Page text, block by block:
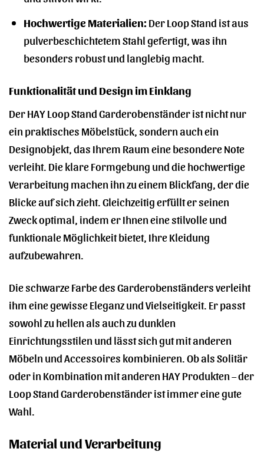
Hochwertige Materialien:Der Loop Stand ist aus
pulverbeschichtetem Stahl gefertigt, was ihn
besonders robust und langlebig macht.
Funktionalität und Design im Einklang
Der HAY Loop Stand Garderobenständer ist nicht nur
ein praktisches Möbelstück, sondern auch ein
Designobjekt, das Ihrem Raum eine besondere Note
verleiht. Die klare Formgebung und die hochwertige
Verarbeitung machen ihn zu einem Blickfang, der die
Blicke auf sich zieht. Gleichzeitig erfüllt er seinen
Zweck optimal, indem er Ihnen eine stilvolle und
funktionale Möglichkeit bietet, Ihre Kleidung
aufzubewahren.
Die schwarze Farbe des Garderobenständers verleiht
ihm eine gewisse Eleganz und Vielseitigkeit. Er passt
sowohl zu hellen als auch zu dunklen
Einrichtungsstilen und lässt sich gut mit anderen
Möbeln und Accessoires kombinieren. Ob als Solitär
oder in Kombination mit anderen HAY Produkten – der
Loop Stand Garderobenständer ist immer eine gute
Wahl.
Material und Verarbeitung